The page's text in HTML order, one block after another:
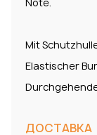
Mit
Elastischer
ДОСТАВКА